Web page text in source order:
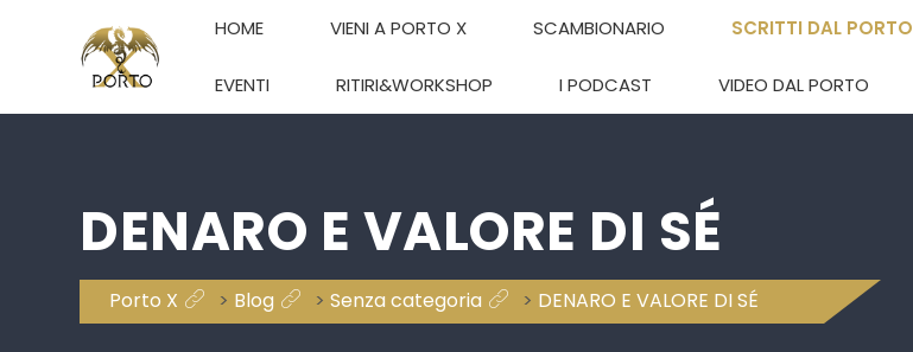
HOME VIENI A PORTO X SCAMBIONARIO SCRITTI DAL PORTO
EVENTI RITIRI&WORKSHOP I PODCAST VIDEO DAL PORTO
DENARO E VALORE DI SÉ
Porto X > Blog > Senza categoria > DENARO E VALORE DI SÉ